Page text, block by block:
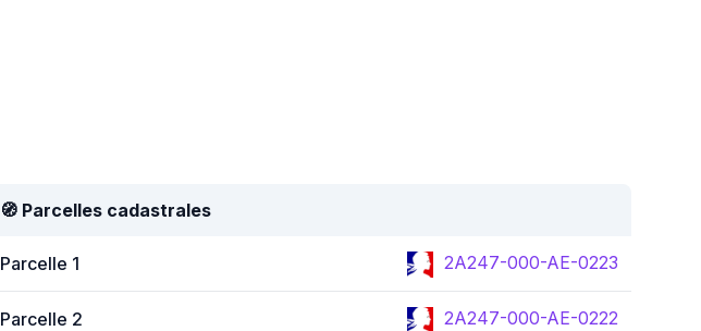
🧭 Parcelles cadastrales
Parcelle 1 2A247-000-AE-0223
Parcelle 2 2A247-000-AE-0222